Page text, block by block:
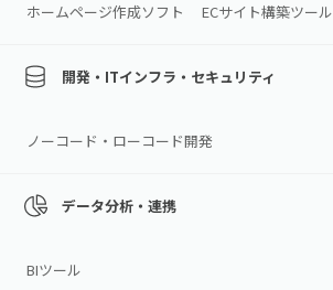
ホームページ作成ソフト ECサイト構築ツール
開発・ITインフラ・セキュリティ
ノーコード・ローコード開発
データ分析・連携
BIツール